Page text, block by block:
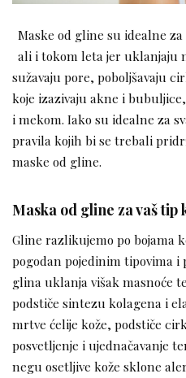
Maske od gline su idealne
ali i tokom leta jer uklanjaju
sužavaju pore, poboljšavaju
koje izazivaju akne i
i mekom. Iako su idealne za
pravila kojih bi se trebali
maske od gline.
Maska od gline za vaš tip
Gline razlikujemo po bojama
pogodan pojedinim tipovima i
glina uklanja višak masnoće
podstiče sintezu kolagena i
mrtve ćelije kože, podstiče
posvetljenje i ujednačavanje
negu osetljive kože sklone